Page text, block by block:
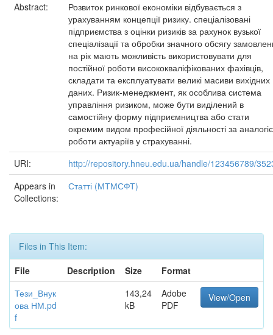
Abstract:
Розвиток ринкової економіки відбувається з
урахуванням концепції ризику. спеціалізовані
підприємства з оцінки ризиків за рахунок вузької
спеціалізації та обробки значного обсягу
на рік мають можливість використовувати для
постійної роботи висококваліфікованих фахівців,
складати та експлуатувати великі масиви вихідних
даних. Ризик-менеджмент, як особлива система
управління ризиком, може бути виділений в
самостійну форму підприємництва або стати
окремим видом професійної діяльності за
роботи актуаріїв у страхуванні.
URI:
http://repository.hneu.edu.ua/handle/123456789/
Appears in
Collections:
Статті (МТМСФТ)
Files in This Item:
File
Description Size
Format
Тези_Внук
ова НМ.pd
f
143,24
kB
Adobe
PDF
View/Open